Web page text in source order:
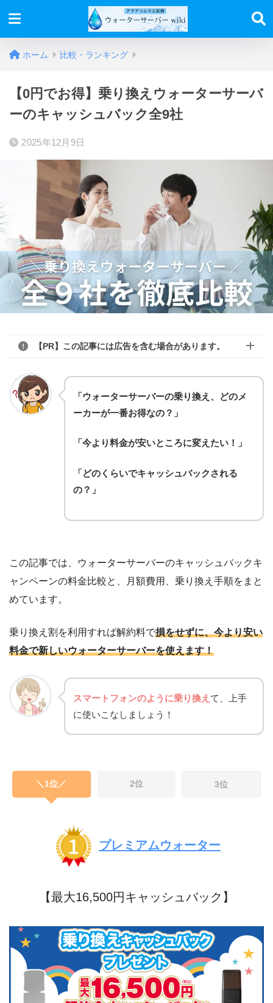
ホーム 比較・ランキング
【0円でお得】乗り換えウォーターサーバ
ーのキャッシュバック全9社
2025年12月9日
【PR】この記事には広告を含む場合があります。
「ウォーターサーバーの乗り換え、どのメ
ーカーが一番お得なの？」
「今より料金が安いところに変えたい！」
「どのくらいでキャッシュバックされる
の？」
この記事では、ウォーターサーバーのキャッシュバックキ
ャンペーンの料金比較と、月額費用、乗り換え手順をまと
めています。
乗り換え割を利用すれば解約料で損をせずに、今より安い
料金で新しいウォーターサーバーを使えます！
スマートフォンのように乗り換え て、上手
に使いこなしましょう！
＼1位／ 2位 3位
プレミアムウォーター
【最大16,500円キャッシュバック】